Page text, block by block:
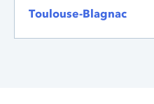
Toulouse-Blagnac